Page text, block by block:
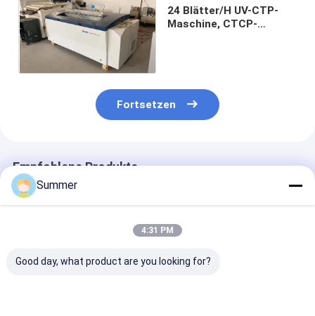
24 Blätter/H UV-CTP-
Maschine, CTCP-
Fortsetzen
Empfohlene Produkte
Summer
4:31 PM
Good day, what product are you looking for?